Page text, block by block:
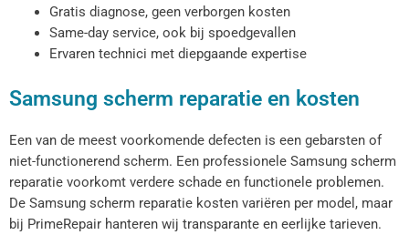
Gratis diagnose, geen verborgen kosten
Same-day service, ook bij spoedgevallen
Ervaren technici met diepgaande expertise
Samsung scherm reparatie en kosten
Een van de meest voorkomende defecten is een gebarsten of
niet-functionerend scherm. Een professionele Samsung scherm
reparatie voorkomt verdere schade en functionele problemen.
De Samsung scherm reparatie kosten variëren per model, maar
bij PrimeRepair hanteren wij transparante en eerlijke tarieven.